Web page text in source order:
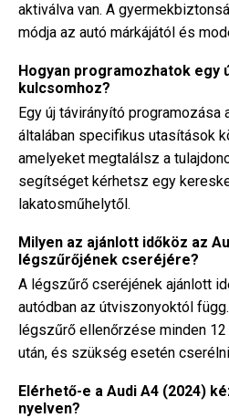
aktiválva van. A
módja az autó márkájától és
Hogyan programozhatok egy
kulcsomhoz?
Egy új távirányító programozása
általában specifikus utasítások
amelyeket megtalálsz a
segítséget kérhetsz egy
lakatosműhelytől.
Milyen az ajánlott időköz az
légszűrőjének cseréjére?
A légszűrő cseréjének ajánlott
autódban az útviszonyoktól
légszűrő ellenőrzése minden
után, és szükség esetén
Elérhető-e a Audi A4 (2024)
nyelven?